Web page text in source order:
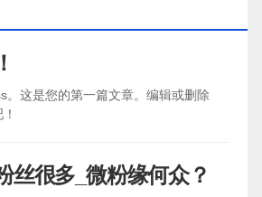
。这是您的第一篇文章。编辑或删除
丝很多_微粉缘何众？